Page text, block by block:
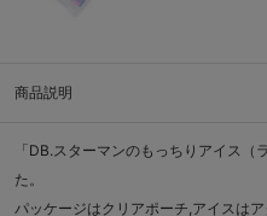
商品説明
「DB.スターマンのもっちりアイス
た。
パッケージはクリアポーチ,アイスはア